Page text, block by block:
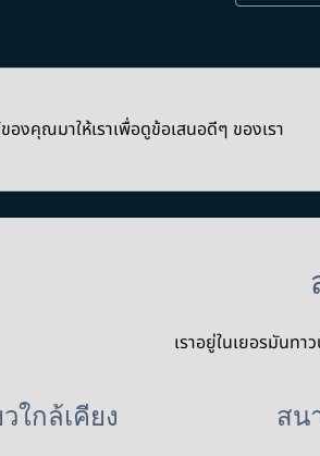
องคุณมาให้เราเพื่อดูข้อเสนอดีๆ ของเรา
เราอยู่ในเยอรมันทา
ใกล้เคียง สน